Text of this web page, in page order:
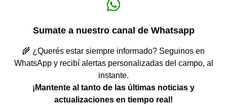
Sumate a nuestro canal de Whatsapp
🌾 ¿Querés estar siempre informado? Seguinos en
WhatsApp y recibí alertas personalizadas del campo, al
instante.
¡Mantente al tanto de las últimas noticias y
actualizaciones en tiempo real!